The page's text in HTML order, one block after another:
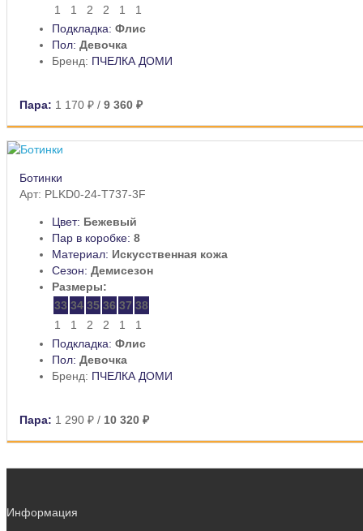
1
1 2 2 1
1
Подкладка: Флис
Пол: Девочка
Бренд: ПЧЕЛКА ДОМИ
Пара: 1 170 ₽ / 9 360 ₽
Ботинки
Арт: PLKD0-24-T737-3F
Цвет: Бежевый
Пар в коробке: 8
Материал: Искусственная кожа
Сезон: Демисезон
Размеры:
33 34 35 36 37 38
1
1 2 2 1
1
Подкладка: Флис
Пол: Девочка
Бренд: ПЧЕЛКА ДОМИ
Пара: 1 290 ₽ / 10 320 ₽
Информация